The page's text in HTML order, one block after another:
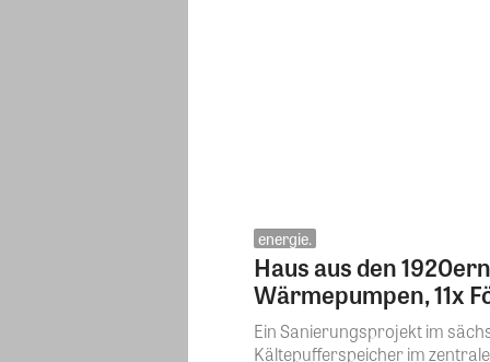
energie.
Haus aus den
Wärmepumpen, 11x
Ein Sanierungsprojekt im
Kältepufferspeicher im